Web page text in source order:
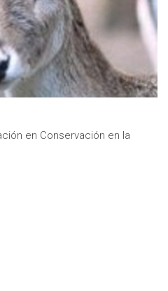
en Conservación en la